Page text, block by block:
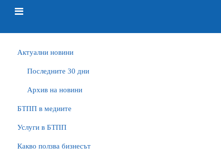
Актуални новини
Последните 30 дни
Архив на новини
БTПП в медиите
Услуги в БТПП
Какво ползва бизнесът